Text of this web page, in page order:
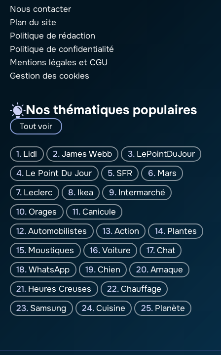
Nous contacter
Plan du site
Politique de rédaction
Politique de confidentialité
Mentions légales et CGU
Gestion des cookies
Nos thématiques populaires
Tout voir
Lidl James Webb
LePointDuJour
Le Point Du Jour
SFR
Mars
Leclerc
Ikea
Intermarché
Orages
Canicule
Automobilistes
Action
Plantes
Moustiques
Voiture
Chat
WhatsApp
Chien
Arnaque
Heures Creuses
Chauffage
Samsung
Cuisine Planète